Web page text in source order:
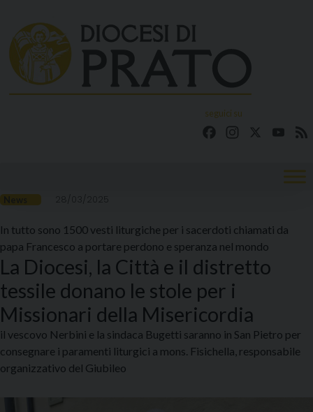
content
seguici su
FacebookInstagram
In tutto sono 1500 vesti liturgiche per i sacerdoti chiamati da
papa Francesco a portare perdono e speranza nel mondo
La Diocesi, la Città e il distretto
tessile donano le stole per i
Missionari della Misericordia
il vescovo Nerbini e la sindaca Bugetti saranno in San Pietro per
consegnare i paramenti liturgici a mons. Fisichella, responsabile
organizzativo del Giubileo